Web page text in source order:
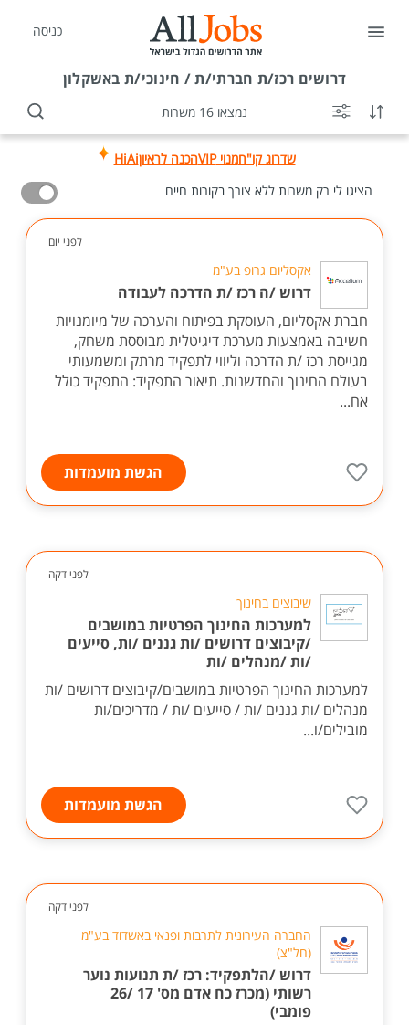
כניסה
דרושים רכז/ת חברתי/ת / חינוכי/ת באשקלון
נמצאו 16 משרות
שדרוג קו"חמנוי VIP הכנה לראיוןHiAi
הציגו לי רק משרות ללא צורך בקורות חיים
לפני יום
אקסליום גרופ בע"מ
דרוש /ה רכז /ת הדרכה לעבודה
חברת אקסליום, העוסקת בפיתוח והערכה של מיומנויות
חשיבה באמצעות מערכת דיגיטלית מבוססת משחק,
מגייסת רכז /ת הדרכה וליווי לתפקיד מרתק ומשמעותי
בעולם החינוך והחדשנות. תיאור התפקיד: התפקיד כולל
אח...
הגשת מועמדות
לפני דקה
שיבוצים בחינוך
למערכות החינוך הפרטיות במושבים
/קיבוצים דרושים /ות גננים /ות, סייעים
/ות /מנהלים /ות
למערכות החינוך הפרטיות במושבים/קיבוצים דרושים /ות
מנהלים /ות גננים /ות / סייעים /ות / מדריכים/ות
מובילים/ו...
הגשת מועמדות
לפני דקה
החברה העירונית לתרבות ופנאי באשדוד בע"מ
(חל"צ)
דרוש /הלתפקיד: רכז /ת תנועות נוער
רשותי (מכרז כח אדם מס' 17 /26
פומבי)